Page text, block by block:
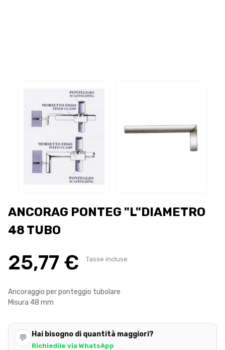
ANCORAG PONTEG "L"DIAMETRO
48 TUBO
25,77 € Tasse incluse
Ancoraggio per ponteggio tubolare
Misura 48 mm
💬 Hai bisogno di quantità maggiori?
Richiedile via WhatsApp